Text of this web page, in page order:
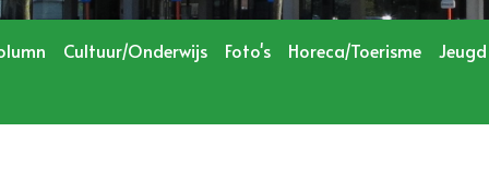
Cultuur/Onderwijs Foto's Horeca/Toerisme Jeugd